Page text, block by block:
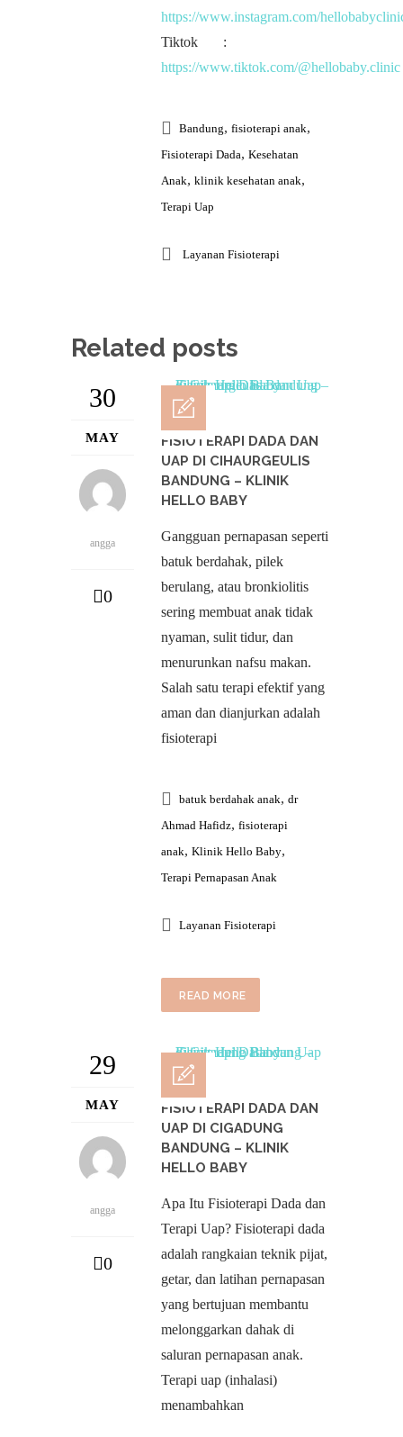
https://www.instagram.com/
Tiktok :
https://www.tiktok.com/@hellobaby.clinic
Bandung, fisioterapi anak,
Fisioterapi Dada, Kesehatan
Anak, klinik kesehatan anak,
Terapi Uap
Layanan Fisioterapi
Related posts
30
MAY
angga
0
FISIOTERAPI DADA DAN
UAP DI CIHAURGEULIS
BANDUNG – KLINIK
HELLO BABY
Gangguan pernapasan seperti
batuk berdahak, pilek
berulang, atau bronkiolitis
sering membuat anak tidak
nyaman, sulit tidur, dan
menurunkan nafsu makan.
Salah satu terapi efektif yang
aman dan dianjurkan adalah
fisioterapi
batuk berdahak anak, dr
Ahmad Hafidz, fisioterapi
anak, Klinik Hello Baby,
Terapi Pernapasan Anak
Layanan Fisioterapi
READ MORE
29
MAY
angga
0
FISIOTERAPI DADA DAN
UAP DI CIGADUNG
BANDUNG – KLINIK
HELLO BABY
Apa Itu Fisioterapi Dada dan
Terapi Uap? Fisioterapi dada
adalah rangkaian teknik pijat,
getar, dan latihan pernapasan
yang bertujuan membantu
melonggarkan dahak di
saluran pernapasan anak.
Terapi uap (inhalasi)
menambahkan